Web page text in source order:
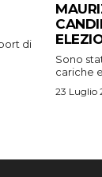
di
Sono
cariche
23 Luglio